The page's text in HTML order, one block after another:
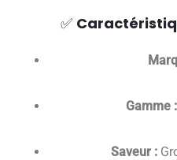
✅
Gamme :
Saveur :